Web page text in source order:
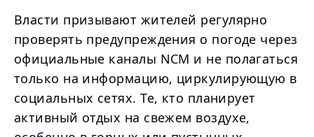
Власти призывают жителей регулярно
проверять предупреждения о погоде через
официальные каналы NCM и не полагаться
только на информацию, циркулирующую в
социальных сетях. Те, кто планирует
активный отдых на свежем воздухе,